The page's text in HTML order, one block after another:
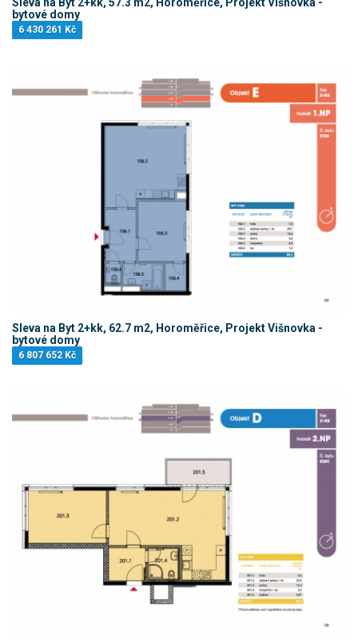
bytové domy
6 430 261 Kč
Sleva na Byt 2+kk, 62.7 m2, Horoměřice, Projekt Višnovka -
bytové domy
6 807 652 Kč